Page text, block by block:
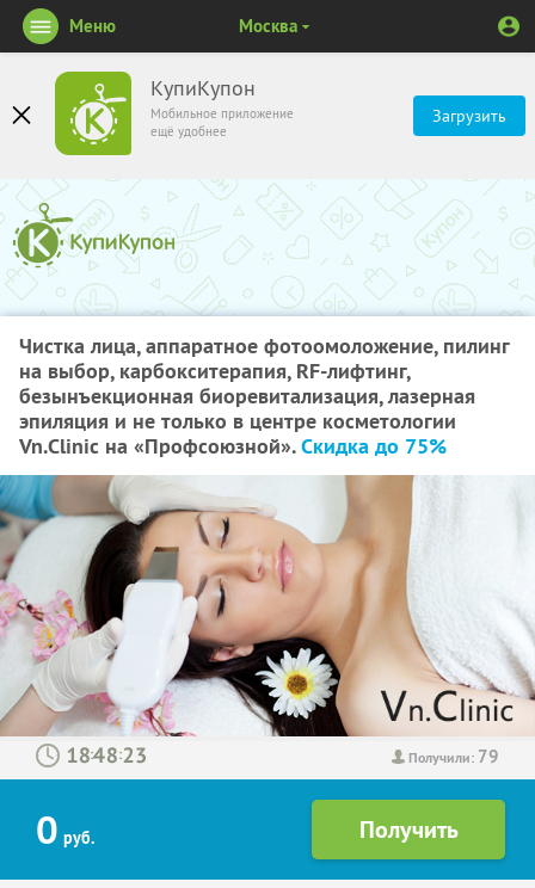
КупиКупон
Мобильное приложение
ещё удобнее
Загрузить
Меню Москва
Чистка лица, аппаратное фотоомоложение, пилинг
на выбор, карбокситерапия, RF-лифтинг,
безынъекционная биоревитализация, лазерная
эпиляция и не только в центре косметологии
Vn.Clinic на «Профсоюзной».Скидка до 75%
Получили: 79
: :
0 руб.